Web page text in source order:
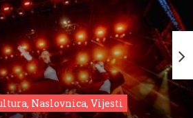
Naslovnica, Vijesti